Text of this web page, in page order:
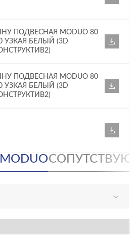
ПОДВЕСНАЯ MODUO 80
УЗКАЯ БЕЛЫЙ (3D
ПОДВЕСНАЯ MODUO 80
УЗКАЯ БЕЛЫЙ (3D
MODUO